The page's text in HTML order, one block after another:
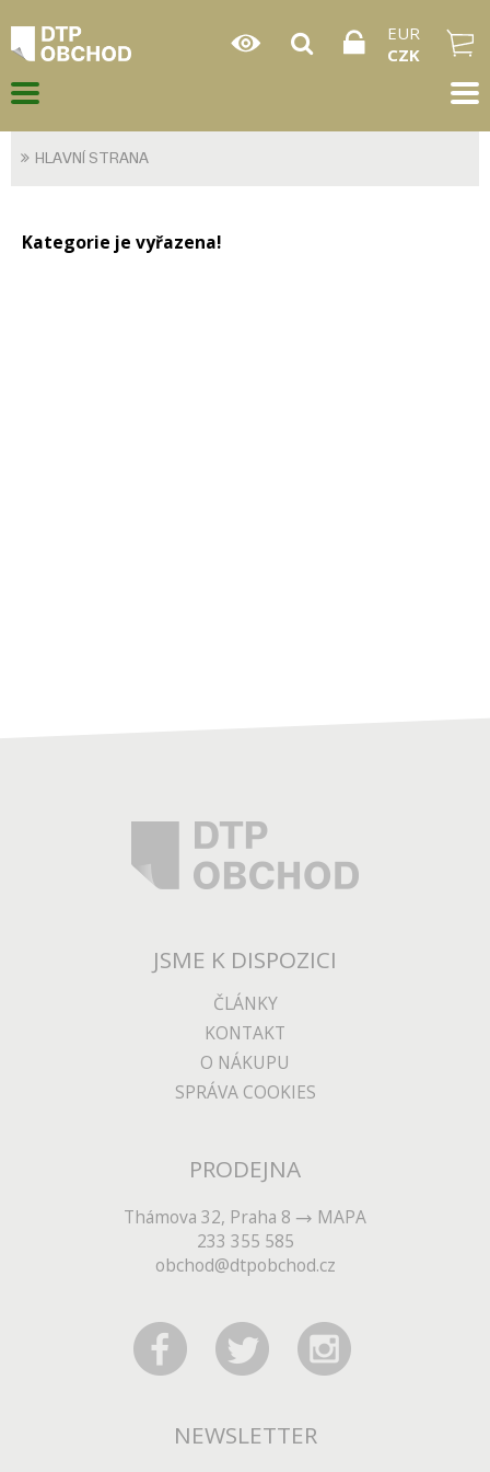
EUR
CZK
HLAVNÍ STRANA
Kategorie je vyřazena!
JSME K DISPOZICI
ČLÁNKY
KONTAKT
O NÁKUPU
SPRÁVA COOKIES
PRODEJNA
Thámova 32, Praha 8
MAPA
233 355 585
obchod@dtpobchod.cz
NEWSLETTER